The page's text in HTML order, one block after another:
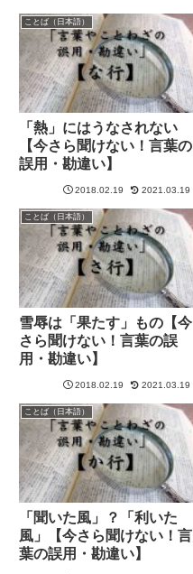
ことば（日本語）
「熱」にはうなされない
【今さら聞けない！言葉の
誤用・勘違い】
2018.02.19 2021.03.19
ことば（日本語）
雪辱は「果たす」もの【今
さら聞けない！言葉の誤
用・勘違い】
2018.02.19 2021.03.19
ことば（日本語）
「聞いた風」？「利いた
風」【今さら聞けない！言
葉の誤用・勘違い】